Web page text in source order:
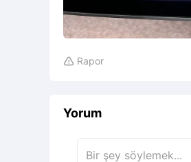
 Rapor
Yorum